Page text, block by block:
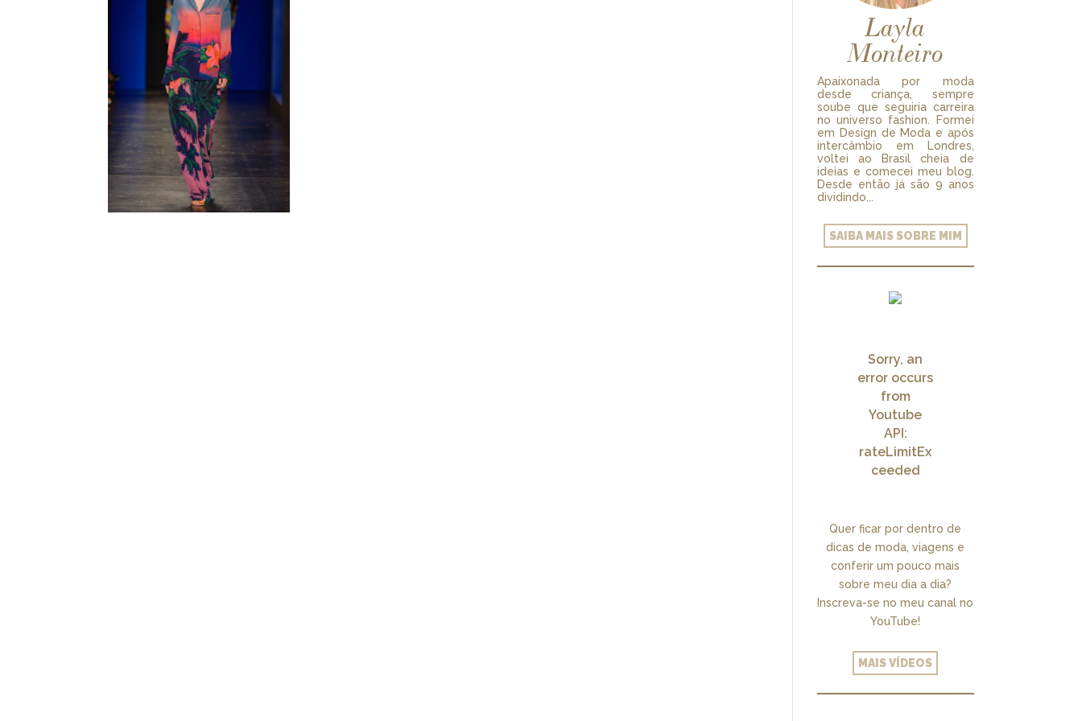
Layla
Monteiro
Apaixonada por moda
desde criança, sempre
soube que seguiria carreira
no universo fashion. Formei
em Design de Moda e após
intercâmbio em Londres,
voltei ao Brasil cheia de
ideias e comecei meu blog.
Desde então já são 9 anos
dividindo...
SAIBA MAIS SOBRE MIM
Sorry, an
error occurs
from
Youtube
API:
rateLimitEx
ceeded
Quer ficar por dentro de
dicas de moda, viagens e
conferir um pouco mais
sobre meu dia a dia?
Inscreva-se no meu canal no
YouTube!
MAIS VÍDEOS